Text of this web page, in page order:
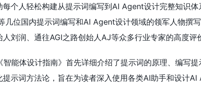
每个人轻松构建从提示词编写到AI Agent设计完整知识
几位国内提示词编写和AI Agent设计领域的领军人物撰
刘润、通往AGI之路创始人AJ等众多行业专家的高度评
能体设计指南》首先详细介绍了提示词的原理、编写提
示词方法论，旨在为读者深入使用各类AI助手和设计AI